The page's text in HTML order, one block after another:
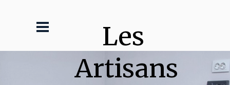
Les
Artisans